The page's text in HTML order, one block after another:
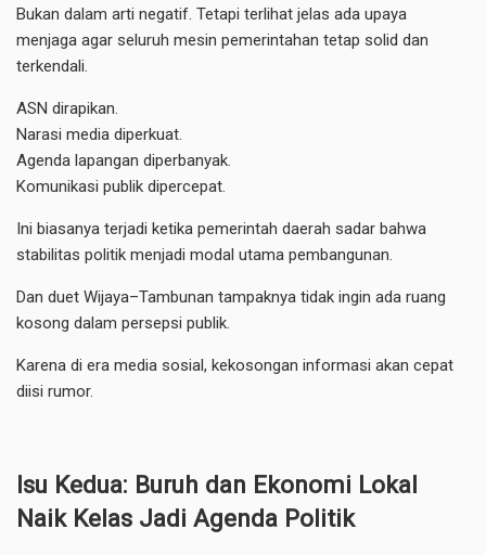
Bukan dalam arti negatif. Tetapi terlihat jelas ada upaya
menjaga agar seluruh mesin pemerintahan tetap solid dan
terkendali.
ASN dirapikan.
Narasi media diperkuat.
Agenda lapangan diperbanyak.
Komunikasi publik dipercepat.
Ini biasanya terjadi ketika pemerintah daerah sadar bahwa
stabilitas politik menjadi modal utama pembangunan.
Dan duet Wijaya–Tambunan tampaknya tidak ingin ada ruang
kosong dalam persepsi publik.
Karena di era media sosial, kekosongan informasi akan cepat
diisi rumor.
Isu Kedua: Buruh dan Ekonomi Lokal
Naik Kelas Jadi Agenda Politik